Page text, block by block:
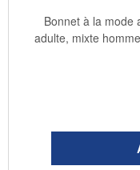
Bonnet à la mode
adulte, mixte